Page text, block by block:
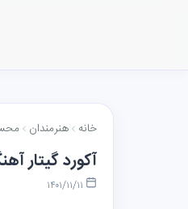
خانه هنرمندان
آکورد گیتار آهنگ من و تو2